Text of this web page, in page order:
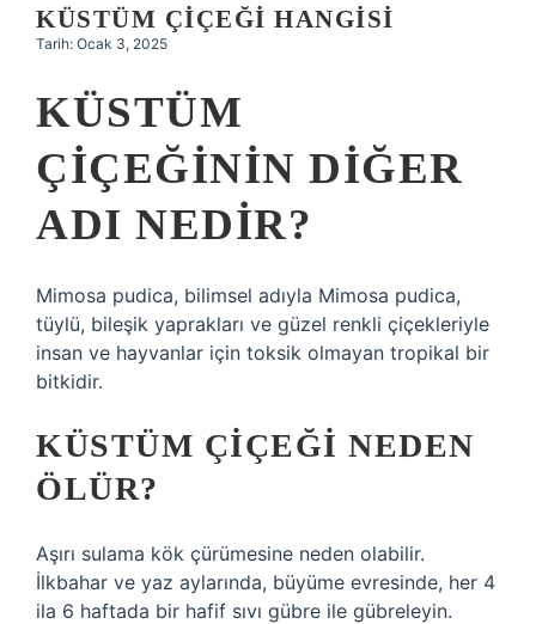
Hakkımızda
KÜSTÜM ÇIÇEĞI HANGISI
Tarih: Ocak 3, 2025
KÜSTÜM
ÇIÇEĞININ DIĞER
ADI NEDIR?
Mimosa pudica, bilimsel adıyla Mimosa pudica,
tüylü, bileşik yaprakları ve güzel renkli çiçekleriyle
insan ve hayvanlar için toksik olmayan tropikal bir
bitkidir.
KÜSTÜM ÇIÇEĞI NEDEN
ÖLÜR?
Aşırı sulama kök çürümesine neden olabilir.
İlkbahar ve yaz aylarında, büyüme evresinde, her 4
ila 6 haftada bir hafif sıvı gübre ile gübreleyin.